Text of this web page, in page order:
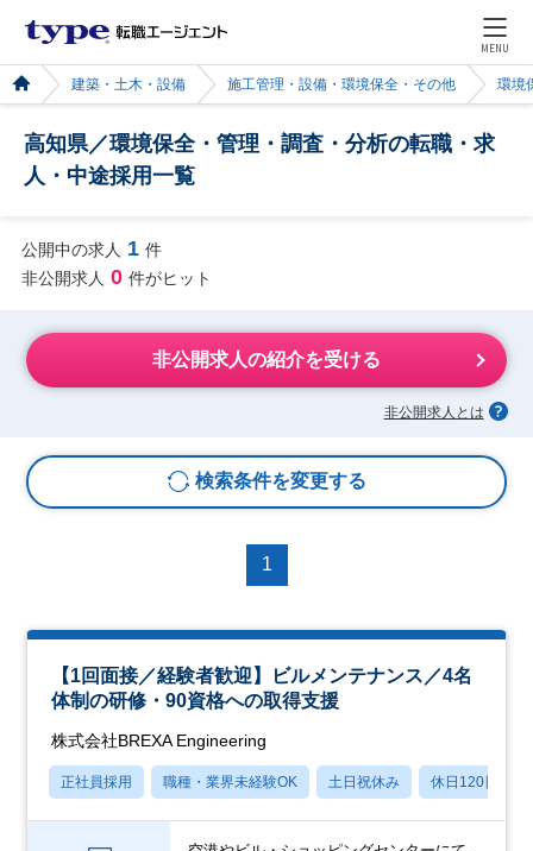
MENU
建築・土木・設備 施工管理・設備・環境保全・その他 環境
高知県／環境保全・管理・調査・分析の転職・求
人・中途採用一覧
公開中の求人 1 件
非公開求人 0 件がヒット
非公開求人の紹介を受ける
非公開求人とは
検索条件を変更する
1
【1回面接／経験者歓迎】ビルメンテナンス／4名
体制の研修・90資格への取得支援
株式会社BREXA Engineering
正社員採用 職種・業界未経験OK 土日祝休み 休日120日以上